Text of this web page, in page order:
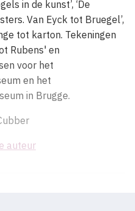
in de kunst’, ‘De
Van Eyck tot Bruegel’,
tot karton. Tekeningen
Rubens' en
voor het
en het
in Brugge.
auteur